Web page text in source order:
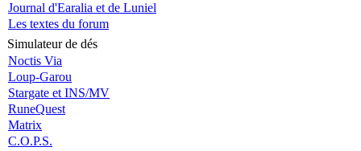
Journal d'Earalia et de Luniel
Les textes du forum
Simulateur de dés
Noctis Via
Loup-Garou
Stargate et INS/MV
RuneQuest
Matrix
C.O.P.S.